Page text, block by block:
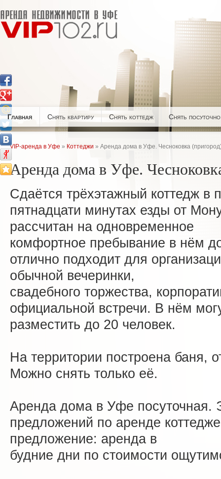
Главная Снять квартиру Снять коттедж Снять посуточно
VIP-аренда в Уфе » Коттеджи » Аренда дома в Уфе. Чесноковка
Аренда дома в Уфе.
Сдаётся трёхэтажный коттедж в
пятнадцати минутах езды от
рассчитан на одновременное
комфортное пребывание в нём
отлично подходит для
обычной вечеринки,
свадебного торжества,
официальной встречи. В нём
разместить до 20 человек.
На территории построена баня,
Можно снять только её.
Аренда дома в Уфе посуточная.
предложений по аренде
предложение: аренда в
будние дни по стоимости